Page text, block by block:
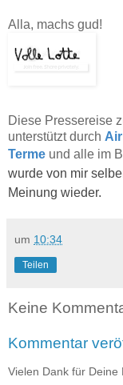
Alla, machs gud!
Diese Pressereise
unterstützt durch
Terme und alle im
wurde von mir
Meinung wieder.
um 10:34
Teilen
Keine
Kommentar
Vielen Dank für Deine